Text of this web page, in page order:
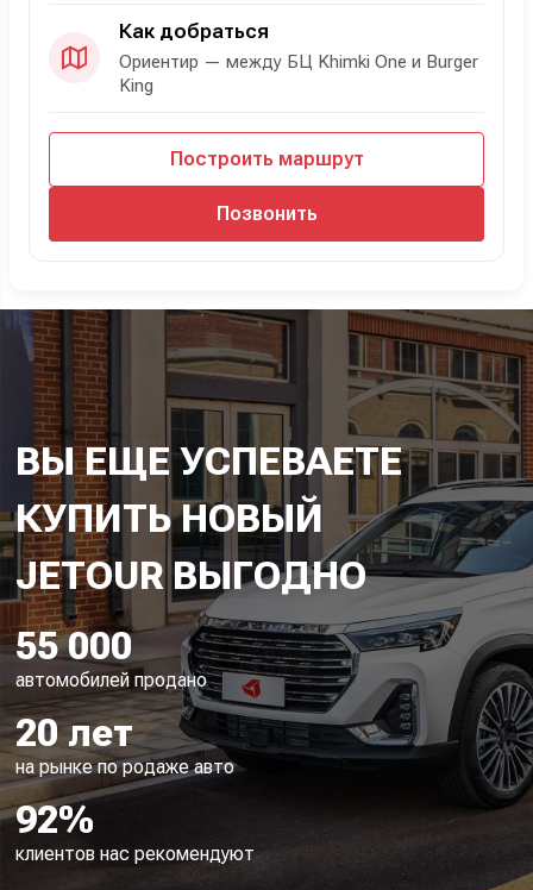
Как добраться
Ориентир — между БЦ Khimki One и Burger
King
Построить маршрут
Позвонить
ВЫ ЕЩЕ УСПЕВАЕТЕ
КУПИТЬ НОВЫЙ
JETOUR ВЫГОДНО
55 000
автомобилей продано
20 лет
на рынке по родаже авто
92%
клиентов нас рекомендуют